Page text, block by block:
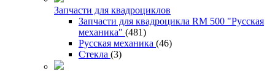
Запчасти для квадроциклов
Запчасти для квадроцикла RM 500 "Русская
механика" (481)
Русская механика (46)
Стекла (3)